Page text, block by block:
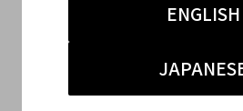
ENGLISH
#ブランド古着